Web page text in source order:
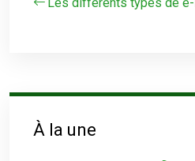
À la une